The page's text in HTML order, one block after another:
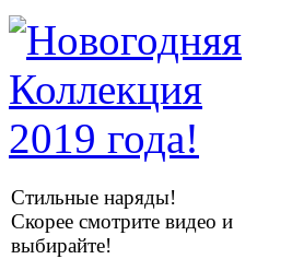
Стильные наряды!
Скорее смотрите видео и
выбирайте!